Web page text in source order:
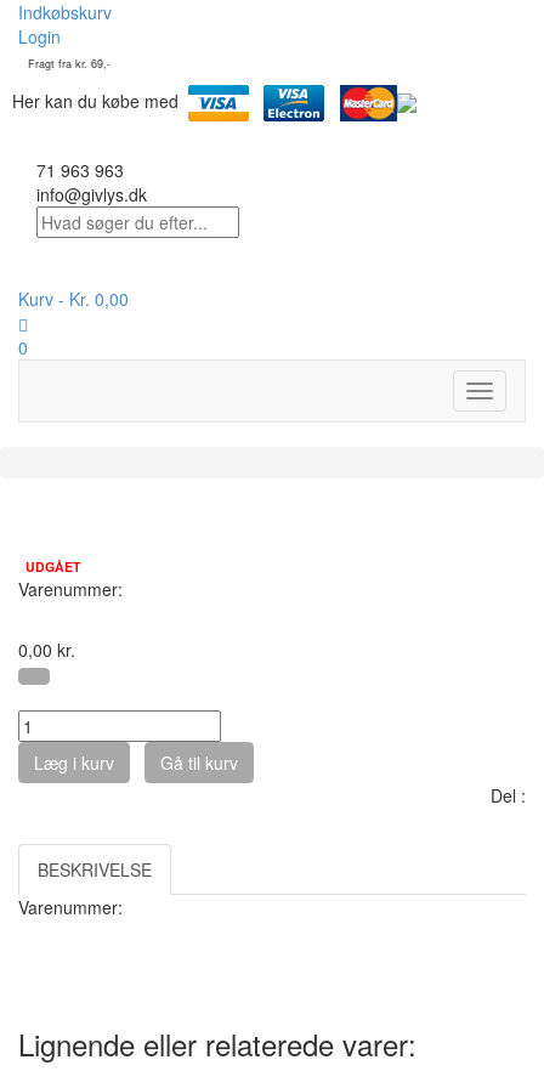
Indkøbskurv
Login
Fragt fra kr. 69,-
Her kan du købe med
71 963 963
info@givlys.dk
Kurv - Kr. 0,00
0
Toggle
UDGÅET
Varenummer:
0,00 kr.
Læg i kurv
Gå til kurv
Del :
BESKRIVELSE
Varenummer:
Lignende eller relaterede varer: